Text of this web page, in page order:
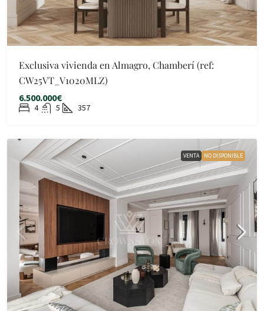
Exclusiva vivienda en Almagro, Chamberí (ref:
CW25VT_V1020MLZ)
6.500.000€
4 5 357
VENTA NO DISPONIBLE